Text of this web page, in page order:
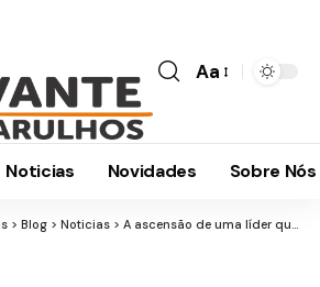
Aa
Noticias Novidades Sobre Nós
> Blog > Noticias > A ascensão de uma líder que transforma a política em Guarulhos